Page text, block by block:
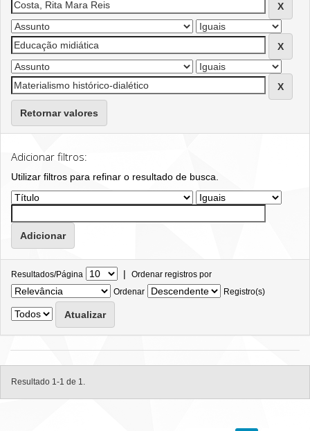
Retornar valores
Adicionar filtros:
Utilizar filtros para refinar o resultado de busca.
Resultados/Página | Ordenar registros por
Ordenar
Registro(s)
Resultado 1-1 de 1.